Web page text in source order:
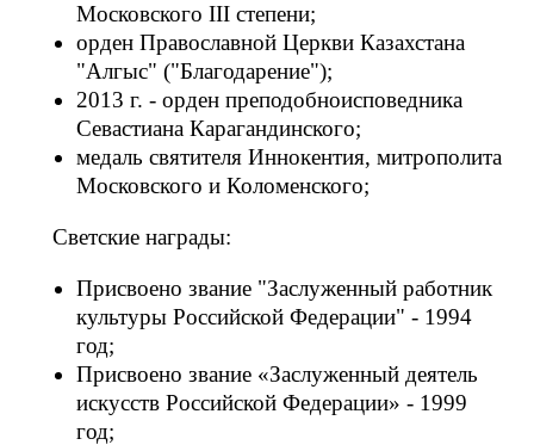
Московского III степени;
орден Православной Церкви Казахстана
"Алгыс" ("Благодарение");
2013 г. - орден преподобноисповедника
Севастиана Карагандинского;
медаль святителя Иннокентия, митрополита
Московского и Коломенского;
Светские награды:
Присвоено звание "Заслуженный работник
культуры Российской Федерации" - 1994
год;
Присвоено звание «Заслуженный деятель
искусств Российской Федерации» - 1999
год;